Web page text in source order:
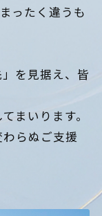
ったく違うも
を見据え、皆
まいります。
らぬご支援